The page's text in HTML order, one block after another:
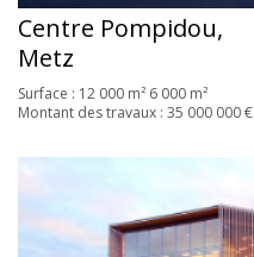
Centre Pompidou,
Metz
Surface : 12 000 m² 6 000 m²
Montant des travaux : 35 000 000 €